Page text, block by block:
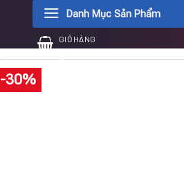
Danh Mục Sản Phẩm
GIỎ HÀNG
0₫
-30%